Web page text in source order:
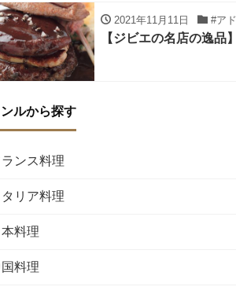
2021年11月11日 #ア
【ジビエの名店の逸
ルから探す
ンス料理
リア料理
料理
料理